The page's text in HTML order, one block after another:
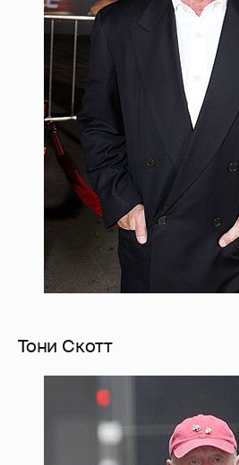
Тони Скотт